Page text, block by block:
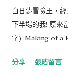
白日夢冒險王，
下半場的我! 原來
字) Making of a
險、不確定的事
分享 張貼留言